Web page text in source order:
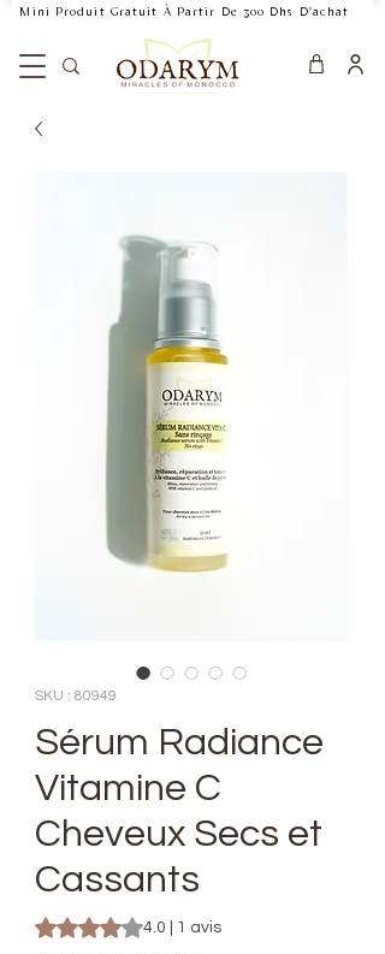
Mini Produit Gratuit À Partir De 300 Dhs D'achat
SKU : 80949
Sérum Radiance
Vitamine C
Cheveux Secs et
Cassants
La note est de 4.0 sur cinq étoiles selon 1
4.0 | 1 avis